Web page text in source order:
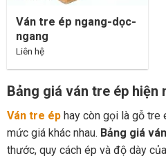
Ván tre ép ngang-dọc-
ngang
Liên hệ
Bảng giá ván tre ép hiện
Ván tre ép hay còn gọi là gỗ tre
mức giá khác nhau. Bảng giá
thước, quy cách ép và độ dày